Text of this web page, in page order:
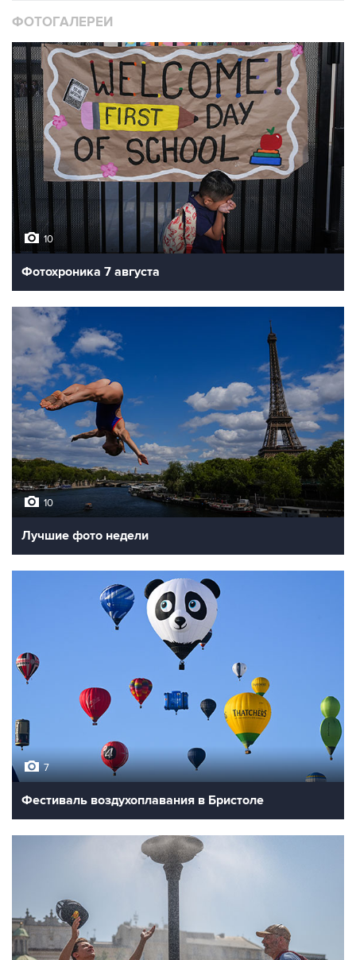
ФОТОГАЛЕРЕИ
10
Фотохроника 7 августа
10
Лучшие фото недели
7
Фестиваль воздухоплавания в Бристоле